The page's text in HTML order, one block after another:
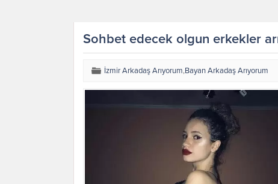
Sohbet edecek olgun erkekler
İzmir Arkadaş Arıyorum,Bayan Arkadaş Arıyorum